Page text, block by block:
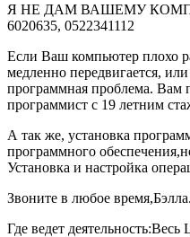
Я НЕ ДАМ ВАШЕМУ
6020635, 0522341112
Если Ваш компьютер плохо
медленно передвигается,
программная проблема. Вам
программист с 19 летним
А так же, установка
программного
Установка и настройка
Звоните в любое время,Бэлла.
Где ведет деятельность:Весь